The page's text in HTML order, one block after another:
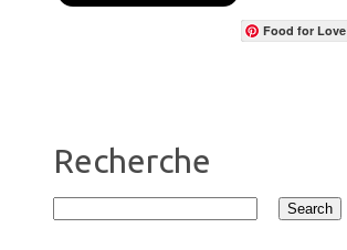
Food for Love
Recherche